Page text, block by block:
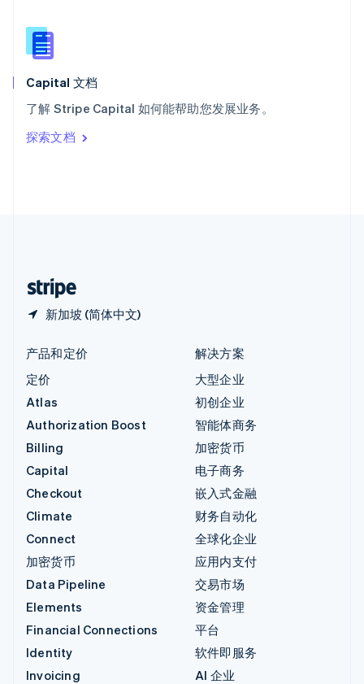
Capital 文档
了解 Stripe Capital 如何能帮助您发展业务。
探索文档
新加坡 (简体中文)
新西兰
English
匈牙利
English
ItalianoEnglish
印度
English
产品和定价
定价
Atlas
Authorization Boost
Billing
Capital
Checkout
Climate
Connect
加密货币
Data Pipeline
Elements
Financial Connections
Identity
Invoicing
解决方案
大型企业
初创企业
智能体商务
加密货币
电子商务
嵌入式金融
财务自动化
全球化企业
应用内支付
交易市场
资金管理
平台
软件即服务
AI 企业